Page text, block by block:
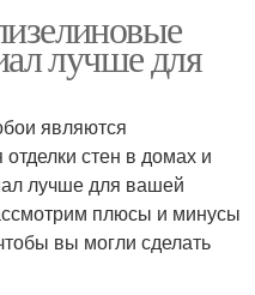
лучше для
являются
стен в домах и
лучше для вашей
плюсы и минусы
вы могли сделать